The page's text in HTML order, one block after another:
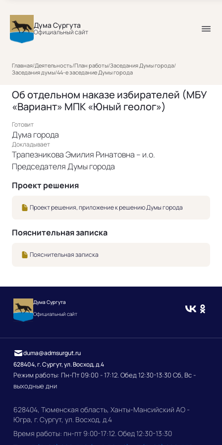
Дума Сургута
Официальный сайт
Главная/Деятельность/План работы/Заседания Думы города/
Заседания думы/44-е заседание Думы города
Об отдельном наказе избирателей (МБУ
«Вариант» МПК «Юный геолог»)
Готовит
Дума города
Докладывает
Трапезникова Эмилия Ринатовна – и.о.
Председателя Думы города
Проект решения
Проект решения, приложение к решению Думы города
Пояснительная записка
Пояснительная записка
Дума Сургута
Официальный сайт
628404, г. Сургут, ул. Восход, д.4
Режим работы: Пн-Пт 09:00 - 17:12. Обед 12:30-13:30 Сб, Вс -
выходные дни
duma@admsurgut.ru
628404, Тюменская область, Ханты-Мансийский АО -
Югра, г. Сургут, ул. Восход, д.4
Время работы: пн-пт 9:00-17:12. Обед 12:30-13:30